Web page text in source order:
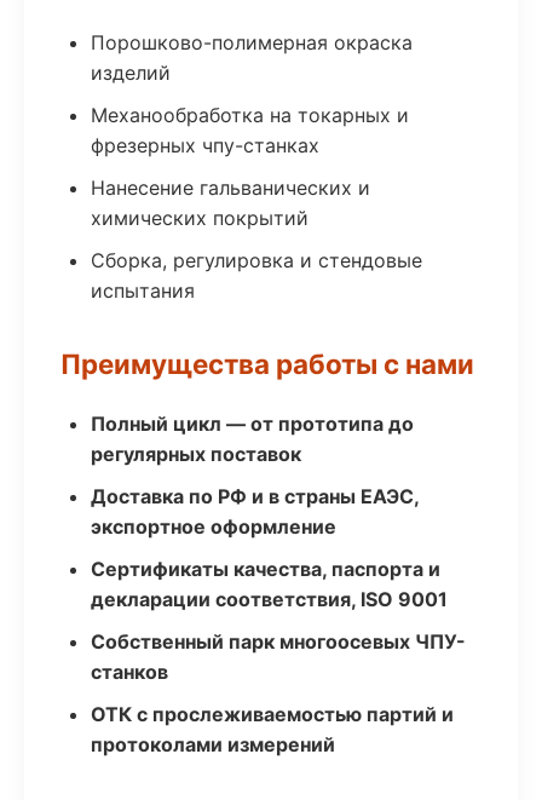
Порошково-полимерная окраска
изделий
Механообработка на токарных и
фрезерных чпу-станках
Нанесение гальванических и
химических покрытий
Сборка, регулировка и стендовые
испытания
Преимущества работы с нами
Полный цикл — от прототипа до
регулярных поставок
Доставка по РФ и в страны ЕАЭС,
экспортное оформление
Сертификаты качества, паспорта и
декларации соответствия, ISO 9001
Собственный парк многоосевых ЧПУ-
станков
ОТК с прослеживаемостью партий и
протоколами измерений